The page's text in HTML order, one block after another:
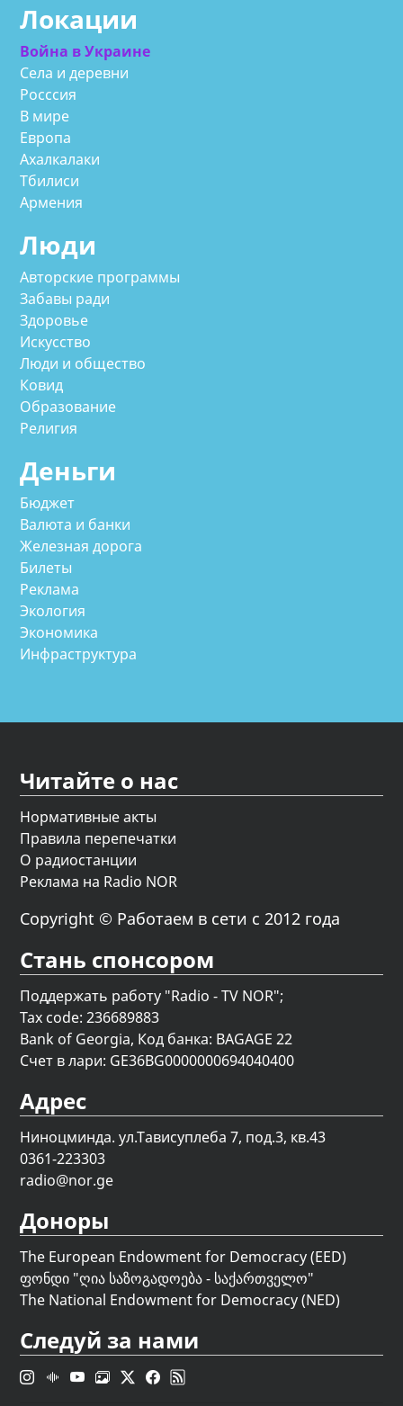
Локации
Война в Украине
Села и деревни
Росссия
В мире
Европа
Ахалкалаки
Тбилиси
Армения
Люди
Авторские программы
Забавы ради
Здоровье
Искусство
Люди и общество
Ковид
Образование
Религия
Деньги
Бюджет
Валюта и банки
Железная дорога
Билеты
Реклама
Экология
Экономика
Инфраструктура
Читайте о нас
Нормативные акты
Правила перепечатки
О радиостанции
Реклама на Radio NOR
Copyright © Работаем в сети с 2012 года
Стань спонсором
Поддержать работу "Radio - TV NOR";
Tax code: 236689883
Bank of Georgia, Код банка: BAGAGE 22
Счет в лари: GE36BG0000000694040400
Адрес
Ниноцминда. ул.Тависуплеба 7, под.3, кв.43
0361-223303
radio@nor.ge
Доноры
The European Endowment for Democracy (EED)
ფონდი "ღია საზოგადოება - საქართველო"
The National Endowment for Democracy (NED)
Следуй за нами